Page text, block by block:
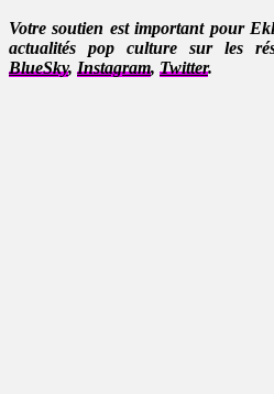
Votre soutien est important pour
actualités pop culture sur les
BlueSky, Instagram, Twitter.